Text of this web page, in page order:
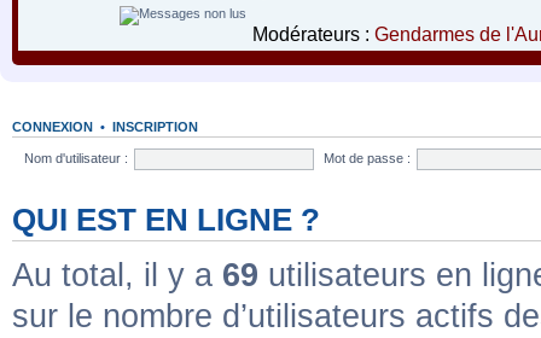
Modérateurs : Gendarmes de
CONNEXION • INSCRIPTION
Nom d'utilisateur : Mot de passe :
QUI EST EN LIGNE ?
Au total, il y a 69 utilisateurs en
sur le nombre d’utilisateurs actifs